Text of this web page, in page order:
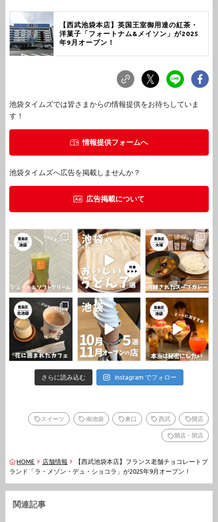
【西武池袋本店】英国王室御用達の紅茶・
洋菓子「フォートナム&メイソン」が2025
年9月オープン！
池袋タイムズでは皆さまからの情報提供をお待ちしていま
す！
情報提供フォームへ
池袋タイムズへ広告を掲載しませんか？
広告掲載について
さらに読み込む Instagram でフォロー
スイーツ 南池袋 東口 西武 開店
開店・閉店
HOME 店舗情報
【西武池袋本店】フランス老舗チョコレートブ
ランド「ラ・メゾン・デュ・ショコラ」が2025年9月オープン！
関連記事